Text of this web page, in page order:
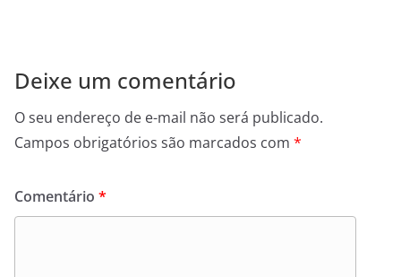
Deixe um comentário
O seu endereço de e-mail não será publicado.
Campos obrigatórios são marcados com *
Comentário *